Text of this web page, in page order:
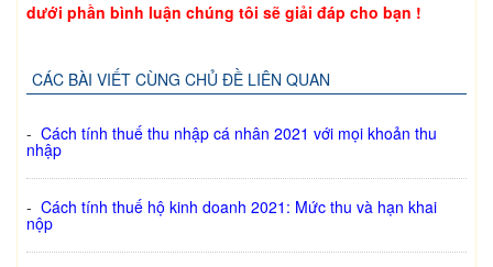
dưới phần bình luận chúng tôi sẽ giải đáp cho bạn !
CÁC BÀI VIẾT CÙNG CHỦ ĐỀ LIÊN QUAN
- Cách tính thuế thu nhập cá nhân 2021 với mọi khoản thu
nhập
- Cách tính thuế hộ kinh doanh 2021: Mức thu và hạn khai
nộp